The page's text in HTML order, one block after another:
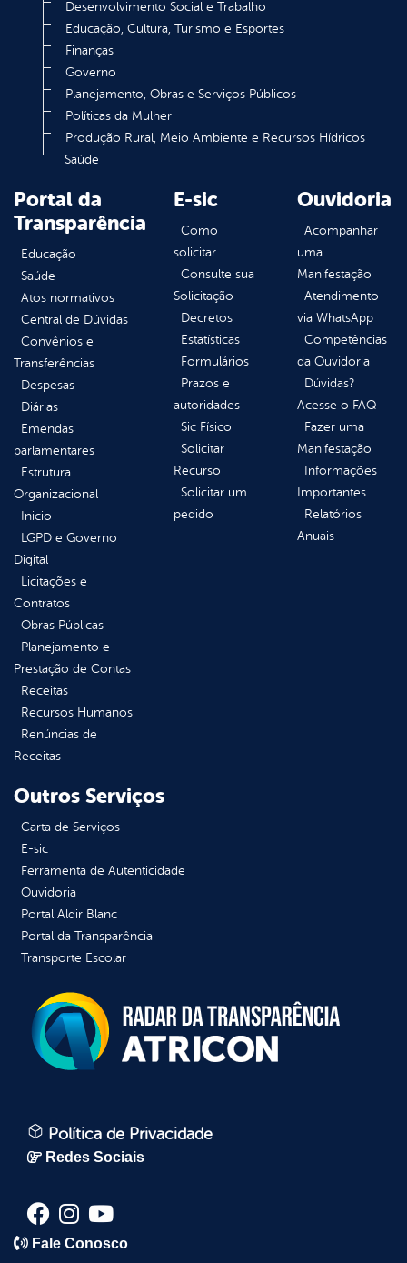
Desenvolvimento Social e Trabalho
Educação, Cultura, Turismo e Esportes
Finanças
Governo
Planejamento, Obras e Serviços Públicos
Políticas da Mulher
Produção Rural, Meio Ambiente e Recursos Hídricos
Saúde
Portal da
Transparência
Educação
Saúde
Atos normativos
Central de Dúvidas
Convênios e
Transferências
Despesas
Diárias
Emendas
parlamentares
Estrutura
Organizacional
Inicio
LGPD e Governo
Digital
Licitações e
Contratos
Obras Públicas
Planejamento e
Prestação de Contas
Receitas
Recursos Humanos
Renúncias de
Receitas
E-sic
Como
solicitar
Consulte sua
Solicitação
Decretos
Estatísticas
Formulários
Prazos e
autoridades
Sic Físico
Solicitar
Recurso
Solicitar um
pedido
Ouvidoria
Acompanhar
uma
Manifestação
Atendimento
via WhatsApp
Competências
da Ouvidoria
Dúvidas?
Acesse o FAQ
Fazer uma
Manifestação
Informações
Importantes
Relatórios
Anuais
Outros Serviços
Carta de Serviços
E-sic
Ferramenta de Autenticidade
Ouvidoria
Portal Aldir Blanc
Portal da Transparência
Transporte Escolar
Política de Privacidade
Redes Sociais
Fale Conosco